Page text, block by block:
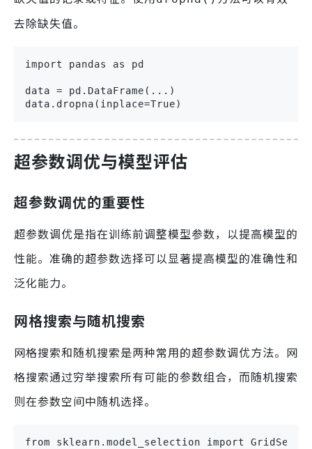
去除缺失值。
import pandas as pd
data = pd.DataFrame(...)
data.dropna(inplace=True)
超参数调优与模型评估
超参数调优的重要性
超参数调优是指在训练前调整模型参数，以提高模型的
性能。准确的超参数选择可以显著提高模型的准确性和
泛化能力。
网格搜索与随机搜索
网格搜索和随机搜索是两种常用的超参数调优方法。网
格搜索通过穷举搜索所有可能的参数组合，而随机搜索
则在参数空间中随机选择。
from sklearn.model_selection import